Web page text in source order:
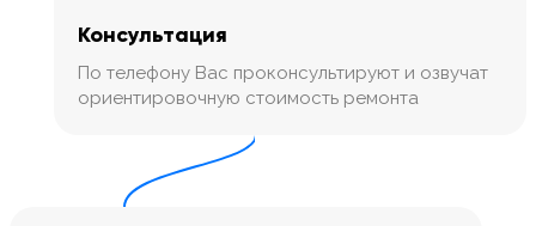
Консультация
По телефону Вас проконсультируют и озвучат
ориентировочную стоимость ремонта